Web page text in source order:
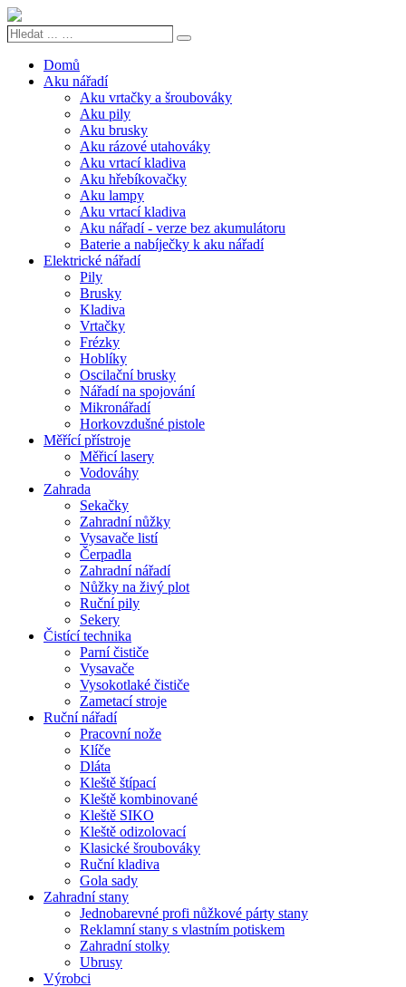
Hledat
Search
Domů
Aku nářadí
Aku vrtačky a šroubováky
Aku pily
Aku brusky
Aku rázové utahováky
Aku vrtací kladiva
Aku hřebíkovačky
Aku lampy
Aku vrtací kladiva
Aku nářadí - verze bez akumulátoru
Baterie a nabíječky k aku nářadí
Elektrické nářadí
Pily
Brusky
Kladiva
Vrtačky
Frézky
Hoblíky
Oscilační brusky
Nářadí na spojování
Mikronářadí
Horkovzdušné pistole
Měřící přístroje
Měřicí lasery
Vodováhy
Zahrada
Sekačky
Zahradní nůžky
Vysavače listí
Čerpadla
Zahradní nářadí
Nůžky na živý plot
Ruční pily
Sekery
Čistící technika
Parní čističe
Vysavače
Vysokotlaké čističe
Zametací stroje
Ruční nářadí
Pracovní nože
Klíče
Dláta
Kleště štípací
Kleště kombinované
Kleště SIKO
Kleště odizolovací
Klasické šroubováky
Ruční kladiva
Gola sady
Zahradní stany
Jednobarevné profi nůžkové párty stany
Reklamní stany s vlastním potiskem
Zahradní stolky
Ubrusy
Výrobci